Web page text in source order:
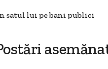
satul lui pe bani publici